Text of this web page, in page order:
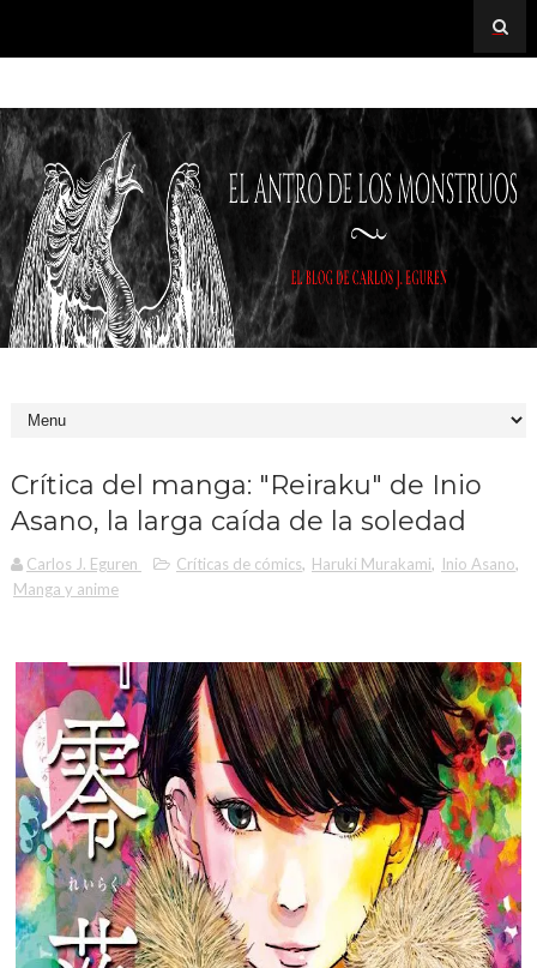
Crítica del manga: "Reiraku" de Inio
Asano, la larga caída de la soledad
Carlos J. Eguren Críticas de cómics, Haruki Murakami, Inio Asano,
Manga y anime